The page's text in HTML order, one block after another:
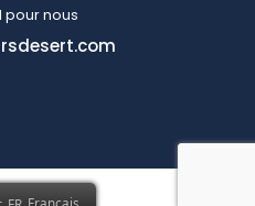
pour nous